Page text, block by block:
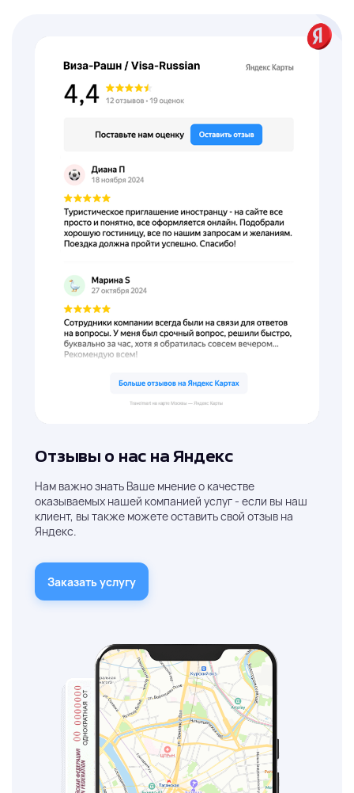
Отзывы о нас на Яндекс
Нам важно знать Ваше мнение о качестве
оказываемых нашей компанией услуг - если вы наш
клиент, вы также можете оставить свой отзыв на
Яндекс.
Заказать услугу